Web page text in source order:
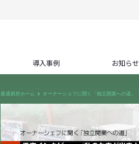
導入事例 お知らせ
最適厨房ホーム オーナーシェフに聞く「独立開業への道」